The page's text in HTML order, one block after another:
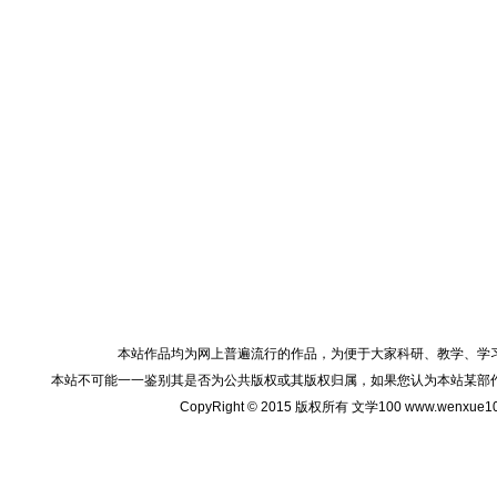
本站作品均为网上普遍流行的作品，为便于大家科研、教学、
本站不可能一一鉴别其是否为公共版权或其版权归属，如果您认为本站某
CopyRight © 2015 版权所有 文学100